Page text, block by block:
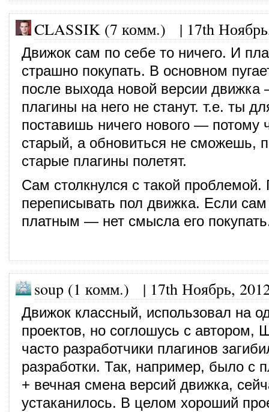
CLASSIK (7 комм.) | 17th
Движок сам по себе то ничего. И
страшно покупать. В основном
после выхода новой версии
плагины на него не станут. т.е. ты
поставишь ничего нового — потому
старый, а обновиться не сможешь,
старые плагины полетят.
Сам столкнулся с такой
переписывать пол движка. Если
платным — нет смысла его
soup (1 комм.) | 17th Ноябрь,
Движок классный, использовал на
проектов, но соглошусь с автором,
часто разработчики плагинов
разработки. Так, например, было с
+ вечная смена версий движка,
устаканилось. В целом хороший